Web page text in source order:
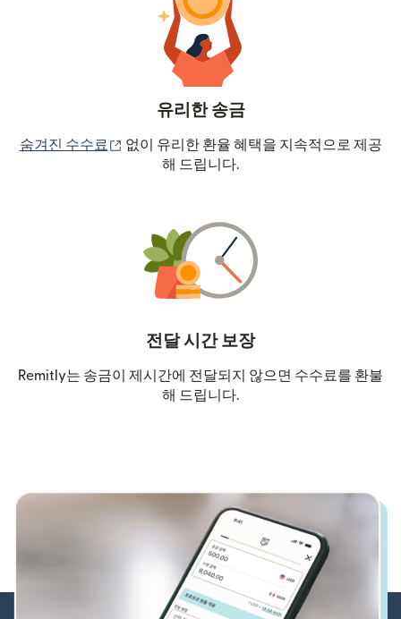
유리한 송금
숨겨진 수수료 (새 창에서 열림)
없이 유리한 환율 혜택을 지속적으로 제공
해 드립니다.
전달 시간 보장
Remitly는 송금이 제시간에 전달되지 않으면 수수료를 환불
해 드립니다.